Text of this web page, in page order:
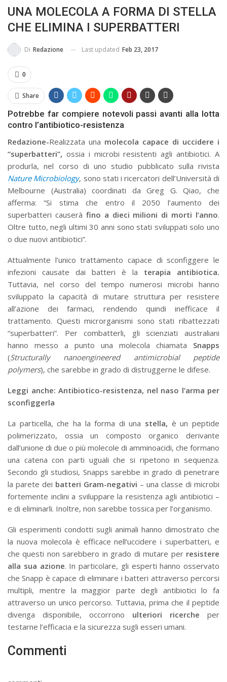
MA...
CIVILE E SOCIALE
UNA MOLECOLA A FORMA DI STELLA
CHE ELIMINA I SUPERBATTERI
Di Redazione Last updated Feb 23, 2017
0
Share
Potrebbe far compiere notevoli passi avanti alla lotta
contro l’antibiotico-resistenza
Redazione-Realizzata una molecola capace di uccidere i
“superbatteri”, ossia i microbi resistenti agli antibiotici. A
produrla, nel corso di uno studio pubblicato sulla rivista
Nature Microbiology, sono stati i ricercatori dell’Università di
Melbourne (Australia) coordinati da Greg G. Qiao, che
afferma: “Si stima che entro il 2050 l’aumento dei
superbatteri causerà fino a dieci milioni di morti l’anno.
Oltre tutto, negli ultimi 30 anni sono stati sviluppati solo uno
o due nuovi antibiotici”.
Attualmente l’unico trattamento capace di sconfiggere le
infezioni causate dai batteri è la terapia antibiotica.
Tuttavia, nel corso del tempo numerosi microbi hanno
sviluppato la capacità di mutare struttura per resistere
all’azione dei farmaci, rendendo quindi inefficace il
trattamento. Questi microrganismi sono stati ribattezzati
“superbatteri”. Per combatterli, gli scienziati australiani
hanno messo a punto una molecola chiamata Snapps
(Structurally nanoengineered antimicrobial peptide
polymers), che sarebbe in grado di distruggerne le difese.
Leggi anche: Antibiotico-resistenza, nel naso l’arma per
sconfiggerla
La particella, che ha la forma di una stella, è un peptide
polimerizzato, ossia un composto organico derivante
dall’unione di due o più molecole di amminoacidi, che formano
una catena con parti uguali che si ripetono in sequenza.
Secondo gli studiosi, Snapps sarebbe in grado di penetrare
la parete dei batteri Gram-negativi – una classe di microbi
fortemente inclini a sviluppare la resistenza agli antibiotici –
e di eliminarli. Inoltre, non sarebbe tossica per l’organismo.
Gli esperimenti condotti sugli animali hanno dimostrato che
la nuova molecola è efficace nell’uccidere i superbatteri, e
che questi non sarebbero in grado di mutare per resistere
alla sua azione. In particolare, gli esperti hanno osservato
che Snapp è capace di eliminare i batteri attraverso percorsi
multipli, mentre la maggior parte degli antibiotici lo fa
attraverso un unico percorso. Tuttavia, prima che il peptide
divenga disponibile, occorrono ulteriori ricerche per
testarne l’efficacia e la sicurezza sugli esseri umani.
Commenti